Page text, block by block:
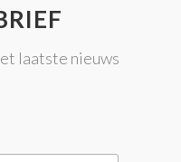
laatste nieuws